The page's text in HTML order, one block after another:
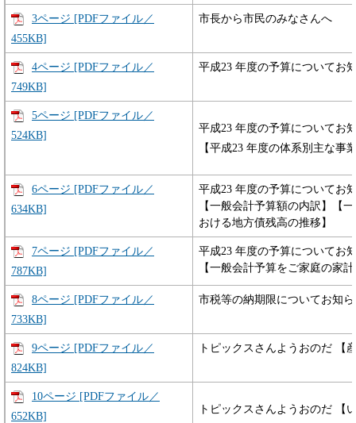
3ページ [PDFファイル／
455KB]
市長から市民のみなさんへ
4ページ [PDFファイル／
749KB]
平成23 年度の予算についてお
5ページ [PDFファイル／
524KB]
平成23 年度の予算についてお
【平成23 年度の体系別主な事
6ページ [PDFファイル／
634KB]
平成23 年度の予算についてお
【一般会計予算額の内訳】【
おける地方債残高の推移】
7ページ [PDFファイル／
787KB]
平成23 年度の予算についてお
【一般会計予算をご家庭の家
8ページ [PDFファイル／
733KB]
市税等の納期限についてお知
9ページ [PDFファイル／
824KB]
トピックスさんようおのだ 【
10ページ [PDFファイル／
652KB]
トピックスさんようおのだ 【